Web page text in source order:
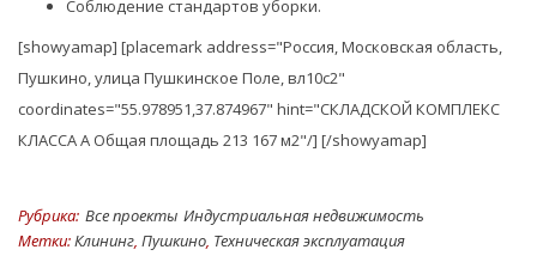
Соблюдение стандартов уборки.
[showyamap] [placemark address="Россия, Московская область,
Пушкино, улица Пушкинское Поле, вл10с2"
coordinates="55.978951,37.874967" hint="СКЛАДСКОЙ КОМПЛЕКС
КЛАССА А Общая площадь 213 167 м2"/] [/showyamap]
Рубрика: Все проекты Индустриальная недвижимость
Метки:Клининг, Пушкино, Техническая эксплуатация